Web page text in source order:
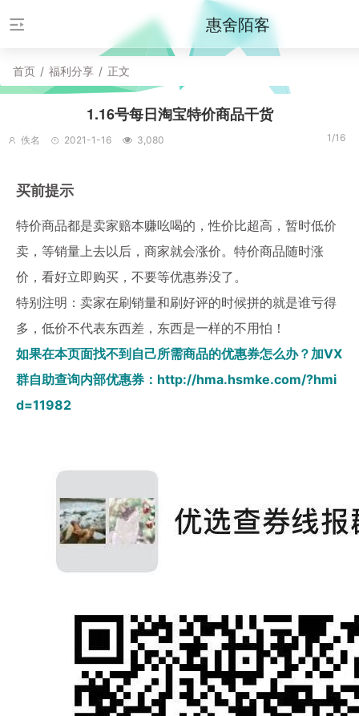
惠舍陌客
首页 / 福利分享 / 正文
1.16号每日淘宝特价商品干货
佚名 2021-1-16 3,080 1/16
买前提示
特价商品都是卖家赔本赚吆喝的，性价比超高，暂时低价
卖，等销量上去以后，商家就会涨价。特价商品随时涨
价，看好立即购买，不要等优惠券没了。
特别注明：卖家在刷销量和刷好评的时候拼的就是谁亏得
多，低价不代表东西差，东西是一样的不用怕！
如果在本页面找不到自己所需商品的优惠券怎么办？加VX
群自助查询内部优惠券： http://hma.hsmke.com/?hmi
d=11982